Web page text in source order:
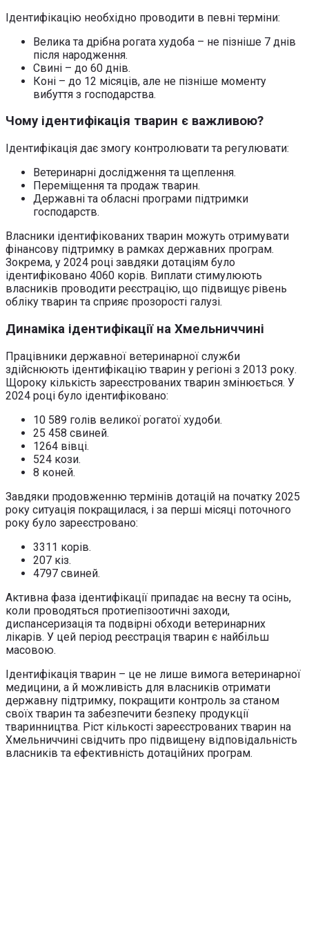
Ідентифікацію необхідно проводити в певні терміни:
Велика та дрібна рогата худоба – не пізніше 7 днів
після народження.
Свині – до 60 днів.
Коні – до 12 місяців, але не пізніше моменту
вибуття з господарства.
Чому ідентифікація тварин є важливою?
Ідентифікація дає змогу контролювати та регулювати:
Ветеринарні дослідження та щеплення.
Переміщення та продаж тварин.
Державні та обласні програми підтримки
господарств.
Власники ідентифікованих тварин можуть отримувати
фінансову підтримку в рамках державних програм.
Зокрема, у 2024 році завдяки дотаціям було
ідентифіковано 4060 корів. Виплати стимулюють
власників проводити реєстрацію, що підвищує рівень
обліку тварин та сприяє прозорості галузі.
Динаміка ідентифікації на Хмельниччині
Працівники державної ветеринарної служби
здійснюють ідентифікацію тварин у регіоні з 2013 року.
Щороку кількість зареєстрованих тварин змінюється. У
2024 році було ідентифіковано:
10 589 голів великої рогатої худоби.
25 458 свиней.
1264 вівці.
524 кози.
8 коней.
Завдяки продовженню термінів дотацій на початку 2025
року ситуація покращилася, і за перші місяці поточного
року було зареєстровано:
3311 корів.
207 кіз.
4797 свиней.
Активна фаза ідентифікації припадає на весну та осінь,
коли проводяться протиепізоотичні заходи,
диспансеризація та подвірні обходи ветеринарних
лікарів. У цей період реєстрація тварин є найбільш
масовою.
Ідентифікація тварин – це не лише вимога ветеринарної
медицини, а й можливість для власників отримати
державну підтримку, покращити контроль за станом
своїх тварин та забезпечити безпеку продукції
тваринництва. Ріст кількості зареєстрованих тварин на
Хмельниччині свідчить про підвищену відповідальність
власників та ефективність дотаційних програм.